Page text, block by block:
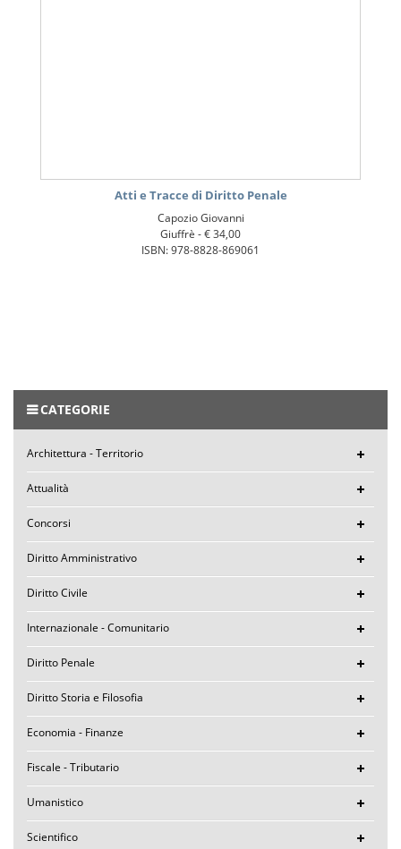
Atti e Tracce di Diritto Penale
Capozio Giovanni
Giuffrè -€ 34,00
ISBN: 978-8828-869061
CATEGORIE
Architettura - Territorio
Attualità
Concorsi
Diritto Amministrativo
Diritto Civile
Internazionale - Comunitario
Diritto Penale
Diritto Storia e Filosofia
Economia - Finanze
Fiscale - Tributario
Umanistico
Scientifico